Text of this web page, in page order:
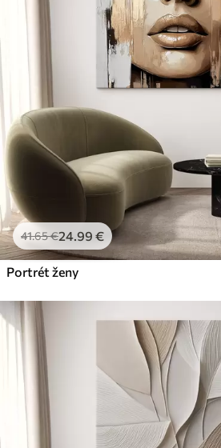
41.65€24.99 €
Portrét ženy